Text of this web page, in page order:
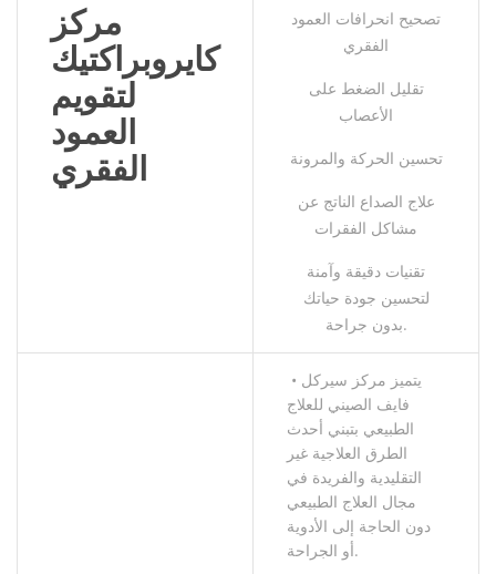
مركز
كايروبراكتيك
لتقويم
العمود
الفقري
تصحيح انحرافات العمود
الفقري
تقليل الضغط على
الأعصاب
تحسين الحركة والمرونة
علاج الصداع الناتج عن
مشاكل الفقرات
تقنيات دقيقة وآمنة
لتحسين جودة حياتك
بدون جراحة.
• يتميز مركز سيركل
فايف الصيني للعلاج
الطبيعي بتبني أحدث
الطرق العلاجية غير
التقليدية والفريدة في
مجال العلاج الطبيعي
دون الحاجة إلى الأدوية
أو الجراحة.